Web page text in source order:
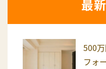
最
500
フォ